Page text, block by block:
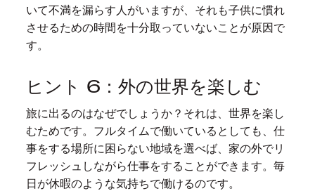
いて不満を漏らす人がいますが、それも子供に慣れ
させるための時間を十分取っていないことが原因で
す。
ヒント 6：外の世界を楽しむ
旅に出るのはなぜでしょうか？それは、世界を楽し
むためです。フルタイムで働いているとしても、仕
事をする場所に困らない地域を選べば、家の外でリ
フレッシュしながら仕事をすることができます。毎
日が休暇のような気持ちで働けるのです。